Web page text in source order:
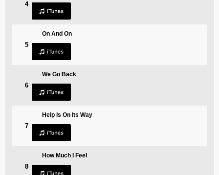
4
5
On And On
6
We Go Back
7
Help Is On Its Way
8
How Much I Feel